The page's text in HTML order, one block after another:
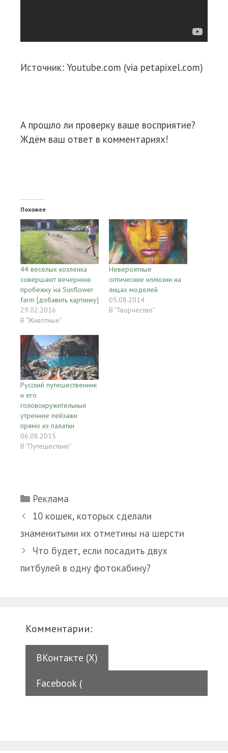
Источник: Youtube.com (via petapixel.com)
А прошло ли проверку ваше восприятие?
Ждём ваш ответ в комментариях!
Похожее
44 веселых козленка
совершают вечернюю
пробежку на Sunflower
farm [добавить картинку]
29.02.2016
В "Животные"
Невероятные
оптические иллюзии на
лицах моделей
05.08.2014
В "Творчество"
Русский путешественник
и его
головокружительные
утренние пейзажи
прямо из палатки
06.08.2015
В "Путешествие"
Рубрики
Реклама
10 кошек, которых сделали
знаменитыми их отметины на шерсти
Что будет, если посадить двух
питбулей в одну фотокабину?
Комментарии:
ВКонтакте (X)
Facebook (